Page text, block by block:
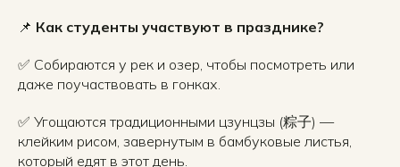
📌 Как студенты участвуют в празднике?
✅ Собираются у рек и озер, чтобы посмотреть или
даже поучаствовать в гонках.
✅ Угощаются традиционными цзунцзы (粽子) —
клейким рисом, завернутым в бамбуковые листья,
который едят в этот день.